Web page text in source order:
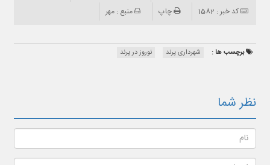
کد خبر : 1582
چاپ منبع : مهر
برچسب ها : شهرداری پرند نوروز در پرند
نظر شما